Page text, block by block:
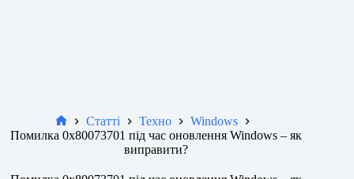
Новини
Статті Техно
Windows
Помилка 0x80073701 під час оновлення Windows – як
виправити?